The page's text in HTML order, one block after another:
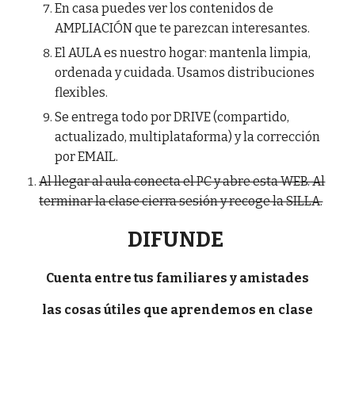
En casa puedes ver los contenidos de
AMPLIACIÓN que te parezcan interesantes.
El AULA es nuestro hogar: mantenla limpia,
ordenada y cuidada. Usamos distribuciones
flexibles.
Se entrega todo por DRIVE (compartido,
actualizado, multiplataforma) y la corrección
por EMAIL.
Al llegar al aula conecta el PC y abre esta WEB. Al
terminar la clase cierra sesión y recoge la SILLA.
DIFUNDE
Cuenta entre tus familiares y amistades
las cosas útiles que aprendemos en clase